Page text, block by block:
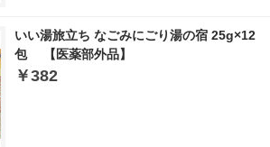
いい湯旅立ち なごみにごり湯の宿 25g×12
包 【医薬部外品】
￥382